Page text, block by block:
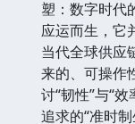
塑：数字时代
应运而生，它
当代全球供应
来的、可操作
讨“韧性”与“
追求的“准时